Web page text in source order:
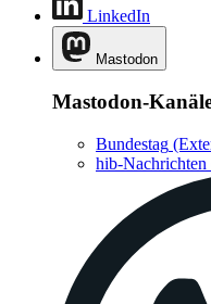
LinkedIn
Mastodon
Mastodon-
Bundestag
hib-Nachrichten